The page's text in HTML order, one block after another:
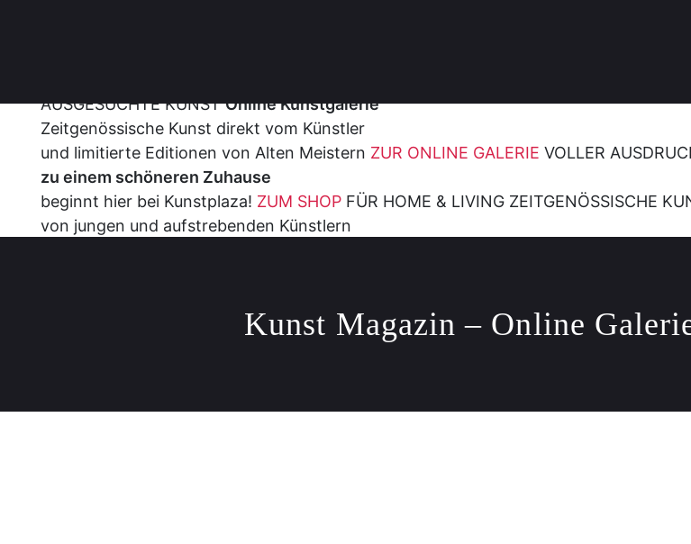
AUSGESUCHTE KUNST Online Kunstgalerie
Zeitgenössische Kunst direkt vom Künstler
und limitierte Editionen von Alten Meistern ZUR ONLINE GALERIE VOLLER
zu einem schöneren Zuhause
beginnt hier bei Kunstplaza! ZUM SHOP FÜR HOME & LIVING ZEITGENÖSSISCHE
von jungen und aufstrebenden Künstlern
Kunst Magazin – Online